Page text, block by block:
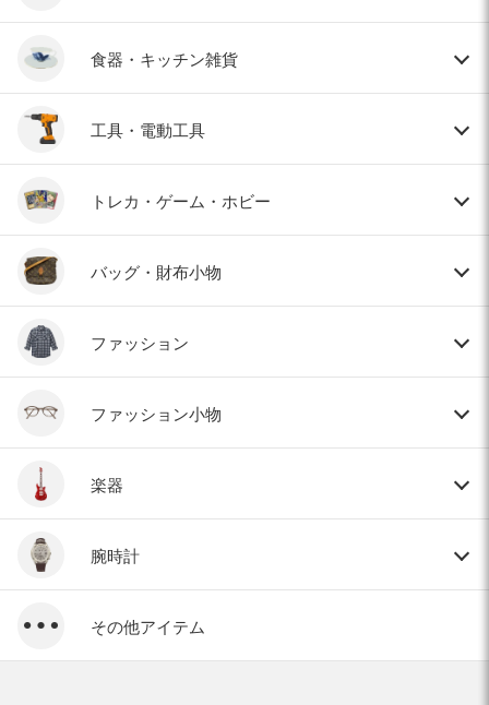
食器・キッチン雑貨
工具・電動工具
トレカ・ゲーム・ホビー
バッグ・財布小物
ファッション
ファッション小物
楽器
腕時計
その他アイテム